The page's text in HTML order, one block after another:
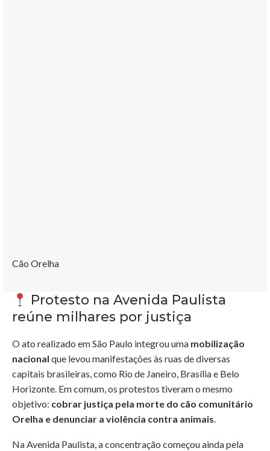
Cão Orelha
Protesto na Avenida Paulista
reúne milhares por justiça
O ato realizado em São Paulo integrou uma mobilização
nacional que levou manifestações às ruas de diversas
capitais brasileiras, como Rio de Janeiro, Brasília e Belo
Horizonte. Em comum, os protestos tiveram o mesmo
objetivo: cobrar justiça pela morte do cão comunitário
Orelha e denunciar a violência contra animais.
Na Avenida Paulista, a concentração começou ainda pela